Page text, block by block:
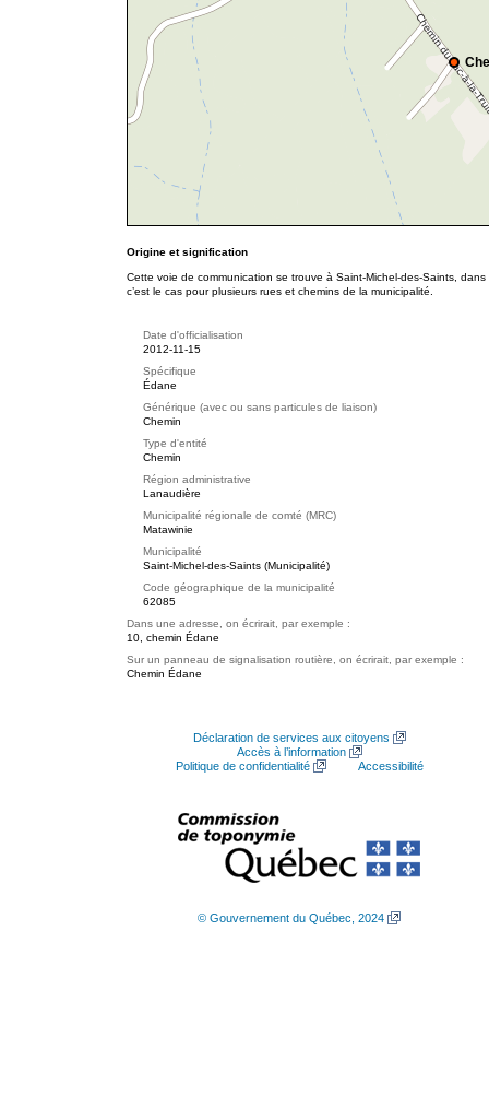
Origine et signification
Cette voie de communication se trouve à Saint-Michel-des-Saints,
c’est le cas pour plusieurs rues et chemins de la municipalité.
Date d'officialisation
2012-11-15
Spécifique
Édane
Générique (avec ou sans particules de liaison)
Chemin
Type d'entité
Chemin
Région administrative
Lanaudière
Municipalité régionale de comté (MRC)
Matawinie
Municipalité
Saint-Michel-des-Saints (Municipalité)
Code géographique de la municipalité
62085
Dans une adresse, on écrirait, par exemple :
10, chemin Édane
Sur un panneau de signalisation routière, on écrirait, par exemple :
Chemin Édane
Déclaration de services aux citoyens
Accès à l’information
Politique de confidentialité
Accessibilité
© Gouvernement du Québec, 2024